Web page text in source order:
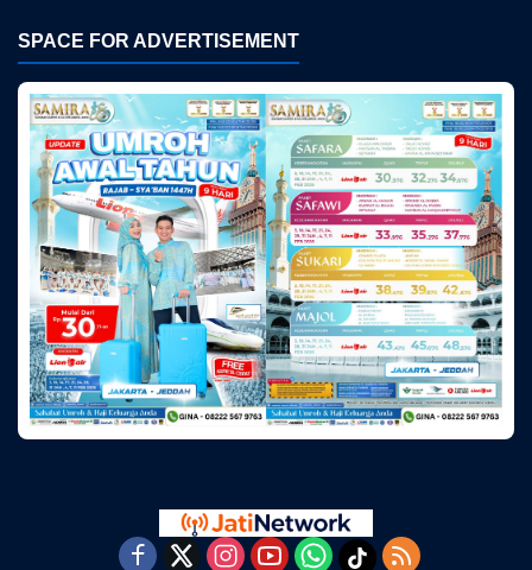
SPACE FOR ADVERTISEMENT